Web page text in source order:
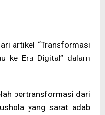
artikel “Transformasi
ke Era Digital” dalam
bertransformasi dari
yang sarat adab